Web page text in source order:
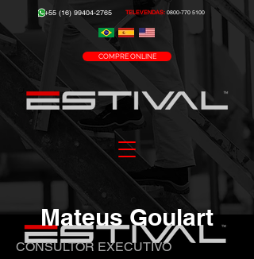
+55 (16) 99404-2765 TELEVENDAS: 0800-770 5100
COMPRE ONLINE
Mateus Goulart
CONSULTOR EXECUTIVO